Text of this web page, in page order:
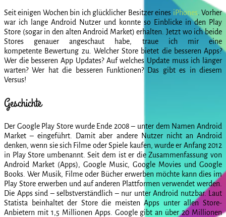
Seit einigen Wochen bin ich glücklicher Besitzer eines iPhones . Vorher
war ich lange Android Nutzer und konnte so Einblicke in den Play
Store (sogar in den alten Android Market) erhalten. Jetzt wo ich beide
Stores genauer angeschaut habe, traue ich mir eine
kompetente Bewertung zu. Welcher Store bietet die besseren Apps?
Wer die besseren App Updates? Auf welches Update muss ich länger
warten? Wer hat die besseren Funktionen? Das gibt es in diesem
Versus!
Geschichte
Der Google Play Store wurde Ende 2008 – unter dem Namen Android
Market – eingeführt. Damit aber andere Nutzer nicht an Android
denken, wenn sie sich Filme oder Spiele kaufen, wurde er Anfang 2012
in Play Store umbenannt. Seit dem ist er die Zusammenfassung von
Android Market (Apps), Google Music, Google Movies und Google
Books. Wer Musik, Filme oder Bücher erwerben möchte kann dies im
Play Store erwerben und auf anderen Plattformen verwendet werden.
Die Apps sind – selbstverständlich – nur unter Android nutzbar. Laut
Statista beinhaltet der Store die meisten Apps unter allen Store-
Anbietern mit 1,5 Millionen Apps. Google gibt an über 20 Millionen